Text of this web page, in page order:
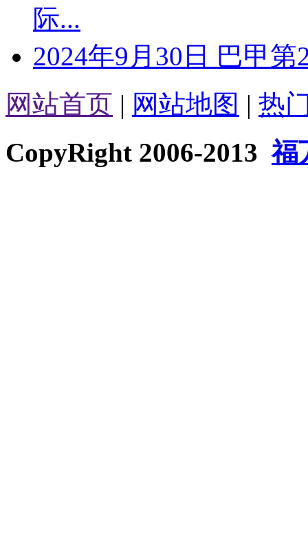
际...
2024年9月30日 巴甲
网站首页 | 网站地图 | 热
CopyRight 2006-2013福